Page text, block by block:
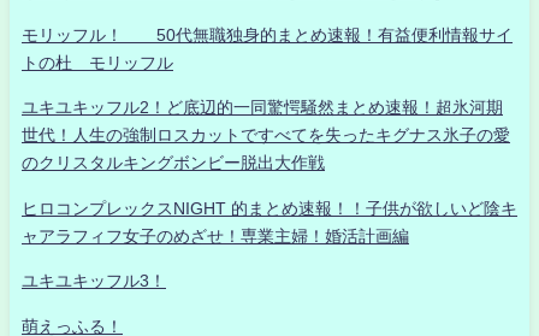
モリッフル！ 50代無職独身的まとめ速報！有益便利情報サイ
トの杜 モリッフル
ユキユキッフル2！ど底辺的一同驚愕騒然まとめ速報！超氷河期
世代！人生の強制ロスカットですべてを失ったキグナス氷子の愛
のクリスタルキングボンビー脱出大作戦
ヒロコンプレックスNIGHT 的まとめ速報！！子供が欲しいど陰キ
ャアラフィフ女子のめざせ！専業主婦！婚活計画編
ユキユキッフル3！
萌えっふる！